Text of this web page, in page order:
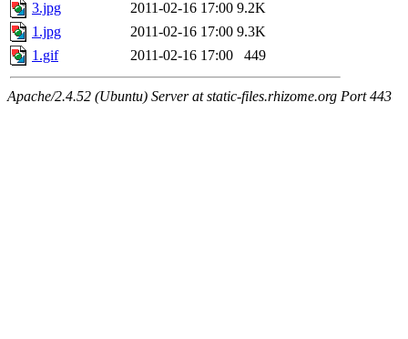
3.jpg
2011-02-16 17:00 9.2K
1.jpg
2011-02-16 17:00 9.3K
1.gif
2011-02-16 17:00 449
Apache/2.4.52 (Ubuntu) Server at static-files.rhizome.org Port 443